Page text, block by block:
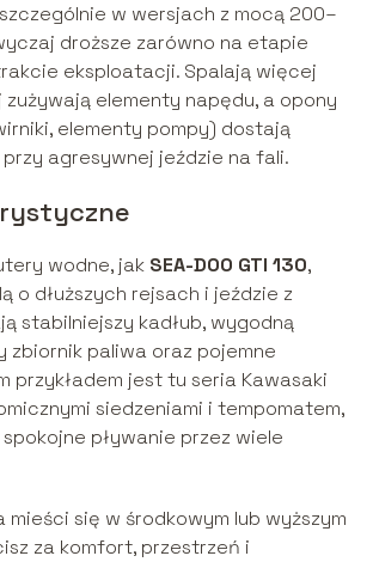
w wersjach z mocą 200–
droższe zarówno na etapie
eksploatacji. Spalają więcej
elementy napędu, a opony
elementy pompy) dostają
agresywnej jeździe na fali.
wodne, jak SEA-DOO GTI 130,
o dłuższych rejsach i jeździe z
stabilniejszy kadłub, wygodną
zbiornik paliwa oraz pojemne
przykładem jest tu seria Kawasaki
siedzeniami i tempomatem,
pływanie przez wiele
mieści się w środkowym lub wyższym
za komfort, przestrzeń i